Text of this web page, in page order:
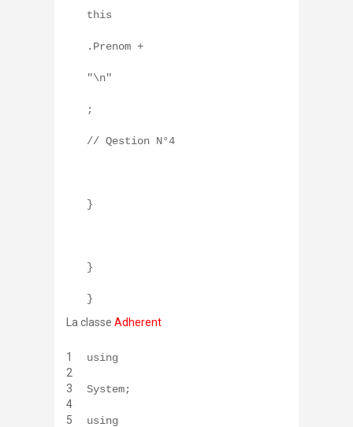
this
.Prenom +
"\n"
;
// Qestion N°4
}
}
}
La classe Adherent
1
2
3
4
5
using
System;
using